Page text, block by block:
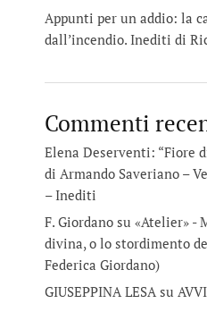
Appunti per un addio: la
dall’incendio. Inediti di
Commenti
Elena Deserventi: “Fiore
di Armando Saveriano –
– Inediti
F. Giordano su «Atelier» -
divina, o lo stordimento
Federica Giordano)
GIUSEPPINA LESA su